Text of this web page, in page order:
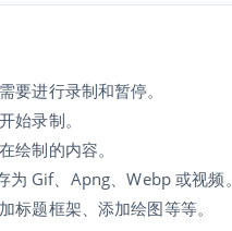
要进行录制和暂停。
始录制。
绘制的内容。
Gif、Apng、Webp 或视频。
标题框架、添加绘图等等。